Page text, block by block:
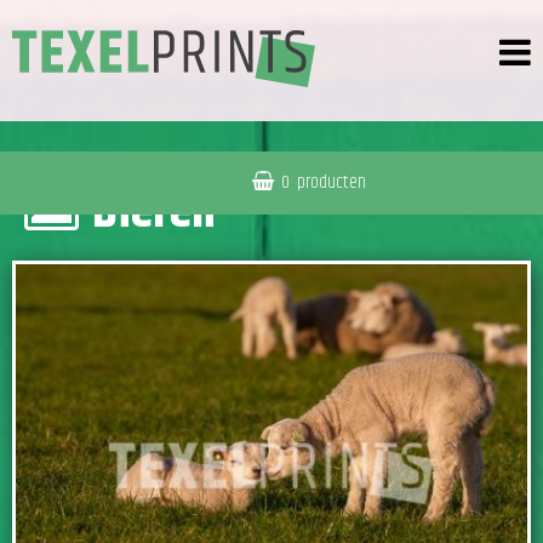
0 producten
Dieren
BEKIJK DEZE FOTO